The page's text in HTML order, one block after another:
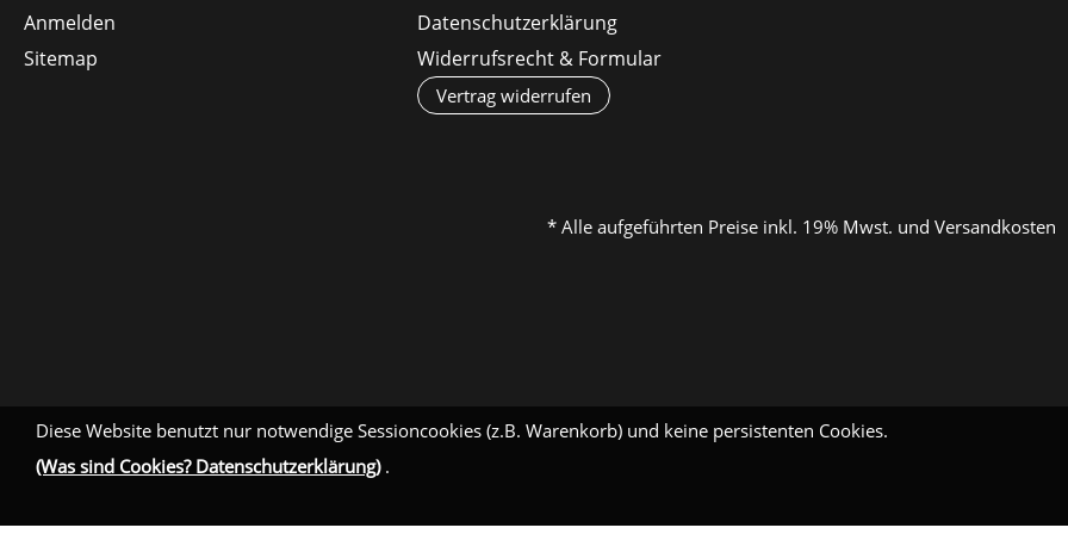
Diese Website benutzt nur notwendige Sessioncookies (z.B. Warenkorb) und keine persistenten Cookies.
(Was sind Cookies? Datenschutzerklärung).
Anmelden
Sitemap
Datenschutzerklärung
Widerrufsrecht & Formular
Vertrag widerrufen
* Alle aufgeführten Preise inkl. 19% Mwst. und Versandkosten